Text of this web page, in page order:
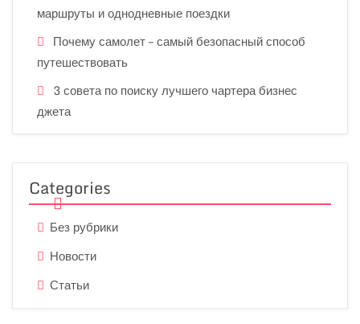
маршруты и однодневные поездки
Почему самолет – самый безопасный способ
путешествовать
3 совета по поиску лучшего чартера бизнес
джета
Categories
Без рубрики
Новости
Статьи